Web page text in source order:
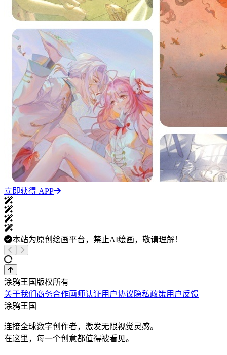
立即获得 APP
本站为原创绘画平台，禁止AI绘画，敬请理解！
涂鸦王国版权所有
关于我们 商务合作画师认证用户协议 隐私政策用户反馈
涂鸦王国
连接全球数字创作者，激发无限视觉灵感。
在这里，每一个创意都值得被看见。